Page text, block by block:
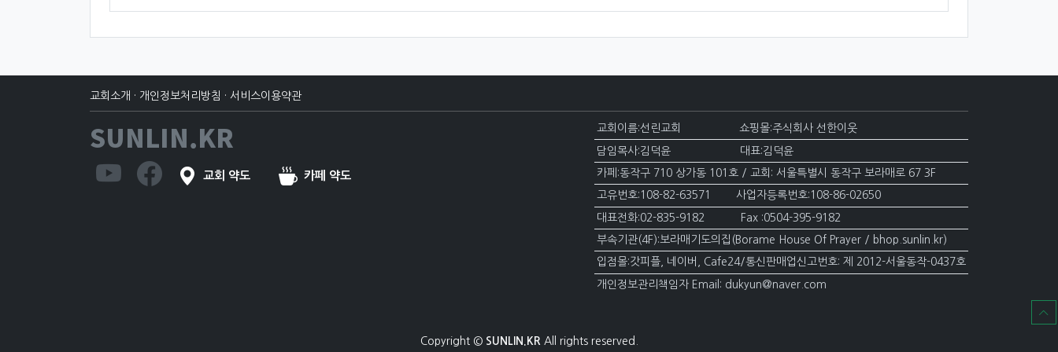
교회소개 · 개인정보처리방침 · 서비스이용약관
SUNLIN.KR
교회 약도 카페 약도
교회이름:선린교회 쇼핑몰:주식회사 선한이웃
담임목사:김덕윤 대표:김덕윤
카페:동작구 710 상가동 101호 / 교회: 서울특별시 동작구 보라매로 67 3F
고유번호:108-82-63571 사업자등록번호:108-86-02650
대표전화:02-835-9182 Fax :0504-395-9182
부속기관(4F):보라매기도의집(Borame House Of Prayer / bhop.sunlin.kr)
입점몰:갓피플, 네이버, Cafe24/통신판매업신고번호: 제 2012-서울동작-0437호
개인정보관리책임자 Email: dukyun@naver.com
Copyright © SUNLIN.KR All rights reserved.